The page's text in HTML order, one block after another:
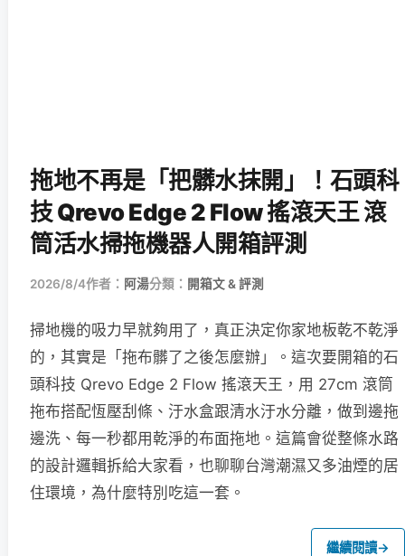
拖地不再是「把髒水抹開」！石頭科
技 Qrevo Edge 2 Flow 搖滾天王 滾
筒活水掃拖機器人開箱評測
2026/8/4作者： 阿湯分類： 開箱文 & 評測
掃地機的吸力早就夠用了，真正決定你家地板乾不乾淨
的，其實是「拖布髒了之後怎麼辦」。這次要開箱的石
頭科技 Qrevo Edge 2 Flow 搖滾天王，用 27cm 滾筒
拖布搭配恆壓刮條、汙水盒跟清水汙水分離，做到邊拖
邊洗、每一秒都用乾淨的布面拖地。這篇會從整條水路
的設計邏輯拆給大家看，也聊聊台灣潮濕又多油煙的居
住環境，為什麼特別吃這一套。
繼續閱讀→